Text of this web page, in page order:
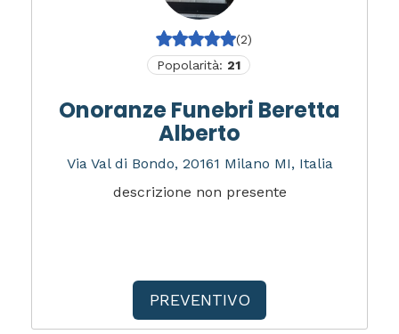
(2)
Popolarità: 21
Onoranze Funebri Beretta
Alberto
Via Val di Bondo, 20161 Milano MI, Italia
descrizione non presente
PREVENTIVO